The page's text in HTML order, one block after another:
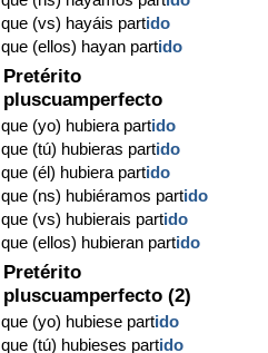
que (vs) hayáis partido
que (ellos) hayan partido
Pretérito
pluscuamperfecto
que (yo) hubiera partido
que (tú) hubieras partido
que (él) hubiera partido
que (ns) hubiéramos partido
que (vs) hubierais partido
que (ellos) hubieran partido
Pretérito
pluscuamperfecto (2)
que (yo) hubiese partido
que (tú) hubieses partido